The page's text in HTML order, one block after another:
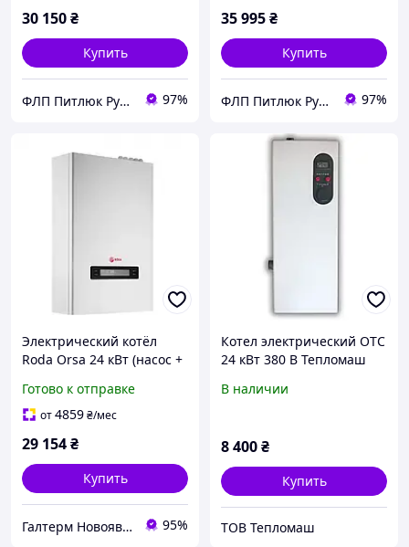
30 150₴
Купить
ФЛП Питлюк Руслан Ярославович 97%
35 995₴
Купить
ФЛП Питлюк Руслан Ярославович 97%
Электрический котёл
Roda Orsa 24 кВт (насос +
Готово к отправке
от4859₴/мес
29 154₴
Купить
Галтерм Новояворівськ. Сантехніка, опалення, водопостачання. 95%
Котел электрический ОТС
24 кВт 380 В Тепломаш
В наличии
8 400₴
Купить
ТОВ Тепломаш